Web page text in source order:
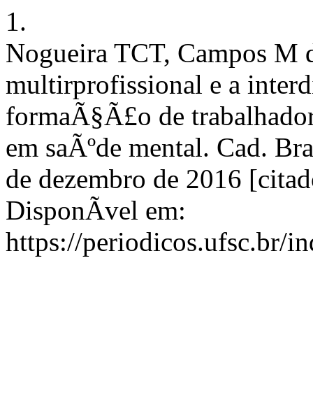
1.
Nogueira TCT, Campos M
multirprofissional e a
formaÃ§Ã£o de
em saÃºde mental. Cad.
de dezembro de 2016
DisponÃ­vel em:
https://periodicos.ufsc.br/